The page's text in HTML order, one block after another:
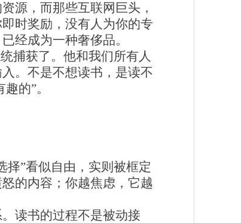
源，而那些互联网巨头，
时奖励，没有人为你的专
经成为一种奢侈品。
捕获了。他和我们所有人
。不是不想读书，是读不
的”。
择”看似自由，实则被框定
的内容；你越焦虑，它越
读书的过程不是被动接